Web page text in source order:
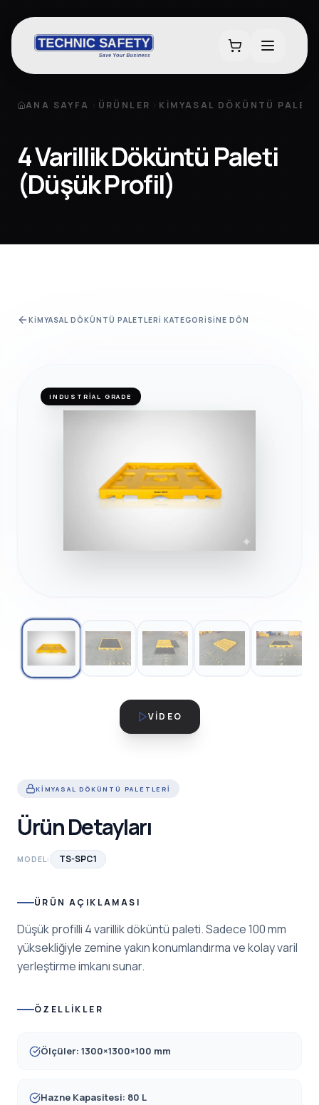
ANA SAYFA ÜRÜNLER KIMYASAL DÖKÜNTÜ
4 Varillik Döküntü Paleti
(Düşük Profil)
KIMYASAL DÖKÜNTÜ PALETLERI KATEGORISINE DÖN
INDUSTRIAL GRADE
VIDEO
KIMYASAL DÖKÜNTÜ PALETLERI
Ürün Detayları
MODEL: TS-SPC1
ÜRÜN AÇIKLAMASI
Düşük profilli 4 varillik döküntü paleti. Sadece 100 mm
yüksekliğiyle zemine yakın konumlandırma ve kolay varil
yerleştirme imkanı sunar.
ÖZELLIKLER
Ölçüler: 1300×1300×100 mm
Hazne Kapasitesi: 80 L